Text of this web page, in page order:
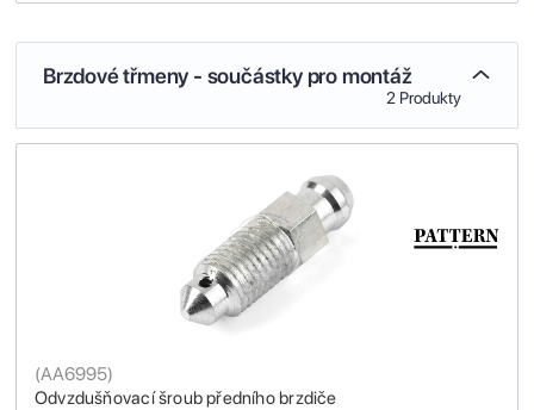
Brzdové třmeny - součástky pro montáž
2 Produkty
Odvzdušňovací šroub předního brzdiče
(AA6995)